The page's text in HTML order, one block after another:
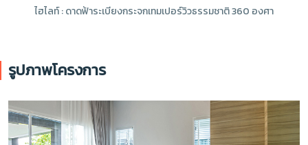
ไฮไลท์ : ดาดฟ้าระเบียงกระจกเทมเปอร์วิวธรรมชาติ 360 องศา
รูปภาพโครงการ